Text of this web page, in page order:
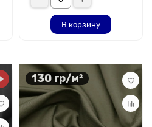
В корзину
130 гр/м²